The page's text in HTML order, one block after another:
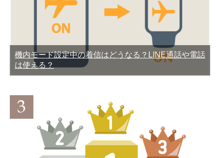
機内モード設定中の着信はどうなる？LINE通話や電話
は使える？